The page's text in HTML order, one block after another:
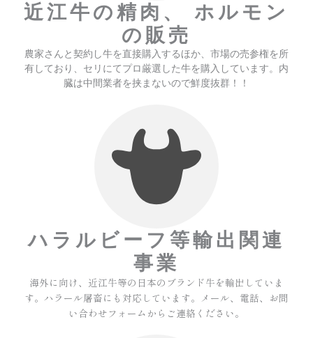
近江牛の精肉、 ホルモン
の販売
農家さんと契約し牛を直接購入するほか、市場の売参権を所
有しており、セリにてプロ厳選した牛を購入しています。内
臓は中間業者を挟まないので鮮度抜群！！
ハラルビーフ等輸出関連
事業
海外に向け、近江牛等の日本のブランド牛を輸出していま
す。ハラール屠畜にも対応しています。メール、電話、お問
い合わせフォームからご連絡ください。